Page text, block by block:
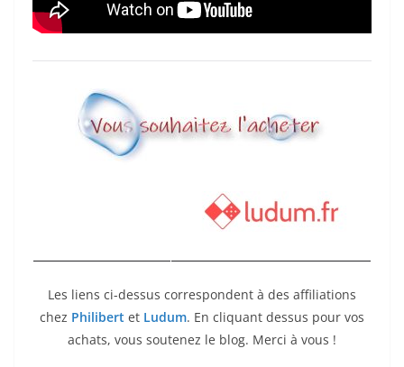
Les liens ci-dessus correspondent à des affiliations
chez Philibert et Ludum. En cliquant dessus pour vos
achats, vous soutenez le blog. Merci à vous !